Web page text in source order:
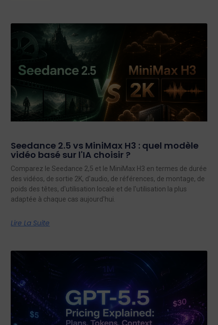
Seedance 2.5 vs MiniMax H3 : quel modèle
vidéo basé sur l'IA choisir ?
Comparez le Seedance 2,5 et le MiniMax H3 en termes de durée
des vidéos, de sortie 2K, d'audio, de références, de montage, de
poids des têtes, d'utilisation locale et de l'utilisation la plus
adaptée à chaque cas aujourd'hui.
Lire La Suite